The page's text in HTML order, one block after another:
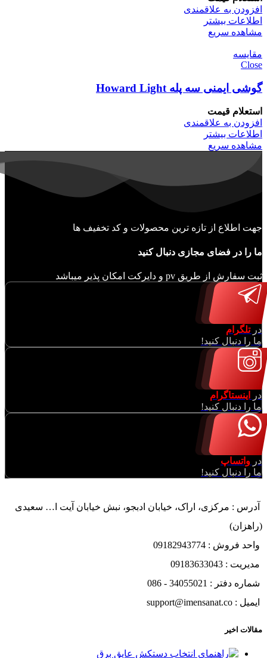
افزودن به علاقمندی
اطلاعات بیشتر
مشاهده سریع
مقایسه
Close
گوشی ایمنی سه پله Howard Light
استعلام قیمت
افزودن به علاقمندی
اطلاعات بیشتر
مشاهده سریع
جهت اطلاع از تازه ترین محصولات و کد تخفیف ها
ما را در فضای مجازی دنبال کنید
ثبت سفارش از طریق pv و دایرکت امکان پذیر میباشد
درتلگرام
ما را دنبال کنید!
در
اینستاگرام
ما را دنبال کنید!
در واتساپ
ما را دنبال کنید!
آدرس : مرکزی، اراک، خیابان ادبجو، نبش خیابان آیت ا… سعیدی
(راهزان)
واحد فروش : 09182943774
مدیریت : 09183633043
شماره دفتر : 34055021 - 086
ایمیل : support@imensanat.co
مقالات اخیر